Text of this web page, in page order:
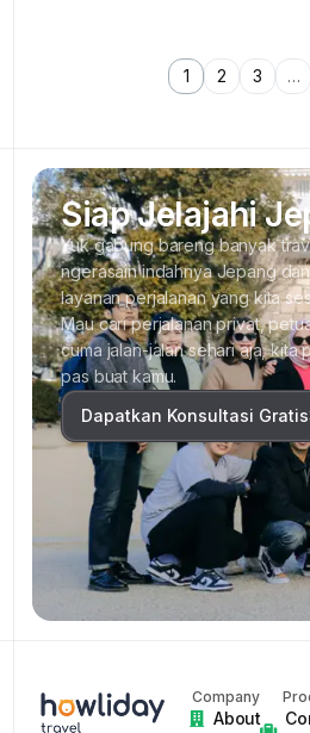
1 2 3 …
Siap Jelajahi
Yuk gabung bareng banyak
ngerasain indahnya Jepang
layanan perjalanan yang kita
Mau cari perjalanan privat,
cuma jalan-jalan sehari aja, kita
pas buat kamu.
Dapatkan Konsultasi Gratis
Company
About